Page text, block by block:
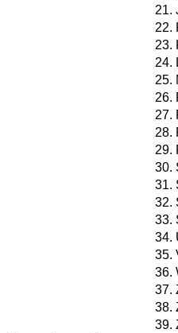
21.
22.
23.
24.
25.
26.
27.
28.
29.
30.
31.
32.
33.
34.
35.
36.
37.
38.
39.